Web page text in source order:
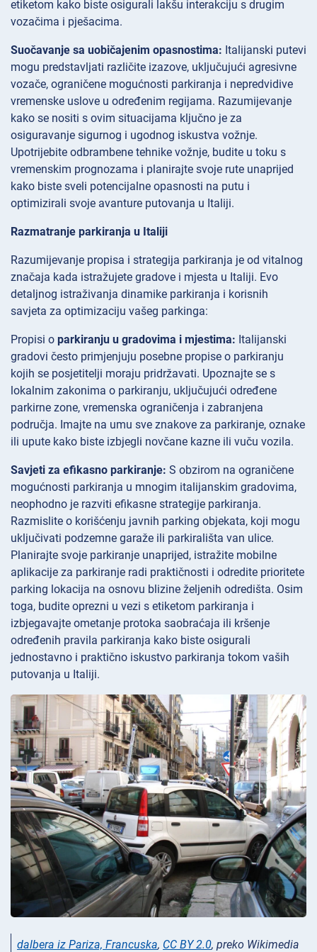
etiketom kako biste osigurali lakšu interakciju s drugim
vozačima i pješacima.
Suočavanje sa uobičajenim opasnostima: Italijanski putevi
mogu predstavljati različite izazove, uključujući agresivne
vozače, ograničene mogućnosti parkiranja i nepredvidive
vremenske uslove u određenim regijama. Razumijevanje
kako se nositi s ovim situacijama ključno je za
osiguravanje sigurnog i ugodnog iskustva vožnje.
Upotrijebite odbrambene tehnike vožnje, budite u toku s
vremenskim prognozama i planirajte svoje rute unaprijed
kako biste sveli potencijalne opasnosti na putu i
optimizirali svoje avanture putovanja u Italiji.
Razmatranje parkiranja u Italiji
Razumijevanje propisa i strategija parkiranja je od vitalnog
značaja kada istražujete gradove i mjesta u Italiji. Evo
detaljnog istraživanja dinamike parkiranja i korisnih
savjeta za optimizaciju vašeg parkinga:
Propisi o parkiranju u gradovima i mjestima: Italijanski
gradovi često primjenjuju posebne propise o parkiranju
kojih se posjetitelji moraju pridržavati. Upoznajte se s
lokalnim zakonima o parkiranju, uključujući određene
parkirne zone, vremenska ograničenja i zabranjena
područja. Imajte na umu sve znakove za parkiranje, oznake
ili upute kako biste izbjegli novčane kazne ili vuču vozila.
Savjeti za efikasno parkiranje: S obzirom na ograničene
mogućnosti parkiranja u mnogim italijanskim gradovima,
neophodno je razviti efikasne strategije parkiranja.
Razmislite o korišćenju javnih parking objekata, koji mogu
uključivati podzemne garaže ili parkirališta van ulice.
Planirajte svoje parkiranje unaprijed, istražite mobilne
aplikacije za parkiranje radi praktičnosti i odredite prioritete
parking lokacija na osnovu blizine željenih odredišta. Osim
toga, budite oprezni u vezi s etiketom parkiranja i
izbjegavajte ometanje protoka saobraćaja ili kršenje
određenih pravila parkiranja kako biste osigurali
jednostavno i praktično iskustvo parkiranja tokom vaših
putovanja u Italiji.
dalbera iz Pariza, Francuska, CC BY 2.0, preko Wikimedia